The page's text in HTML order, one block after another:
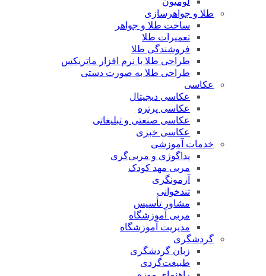
طلا و جواهرسازی
ساخت طلا و جواهر
تعمیرات طلا
فروشندگی طلا
طراحی طلا با نرم افزار ماتریکس
طراحی طلا به صورت دستی
عکاسی
عکاسی دیجیتال
عکاسی پرتره
عکاسی صنعتی و تبلیغاتی
عکاسی خبری
خدمات آموزشی
پداگوژی و مربی‌گری
مربی مهد کودک
آزمونگری
تندخوانی
مشاور تأسیس
مربی آموزشگاه
مدیریت آموزشگاه
گردشگری
زبان گردشگری
طبیعت‌گردی